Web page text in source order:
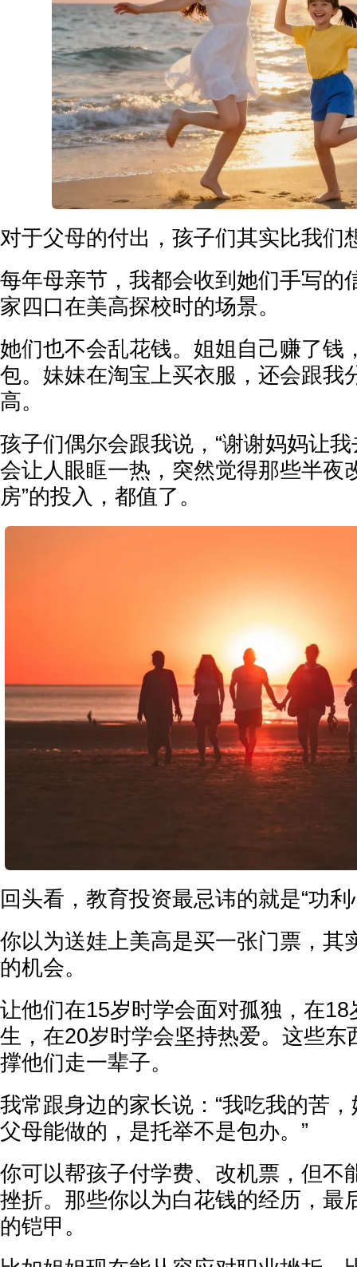
对于父母的付出，孩子们其实比我们
每年母亲节，我都会收到她们手写的
家四口在美高探校时的场景。
她们也不会乱花钱。姐姐自己赚了钱
包。妹妹在淘宝上买衣服，还会跟我
高。
孩子们偶尔会跟我说，“谢谢妈妈让
会让人眼眶一热，突然觉得那些半夜
房”的投入，都值了。
回头看，教育投资最忌讳的就是“功利
你以为送娃上美高是买一张门票，其
的机会。
让他们在15岁时学会面对孤独，在18
生，在20岁时学会坚持热爱。这些东
撑他们走一辈子。
我常跟身边的家长说：“我吃我的苦
父母能做的，是托举不是包办。”
你可以帮孩子付学费、改机票，但不
挫折。那些你以为白花钱的经历，最
的铠甲。